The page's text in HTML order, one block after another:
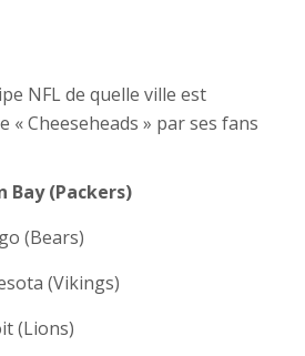
NFL de quelle ville est
« Cheeseheads » par ses fans
Bay (Packers)
(Bears)
(Vikings)
(Lions)